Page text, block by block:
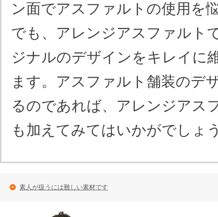
ン面でアスファルトの使用を
でも、アレンジアスファルト
ジナルのデザインをキレイに
ます。アスファルト舗装のデ
るのであれば、アレンジアス
も加えてみてはいかがでしょ
素人が扱うには難しい素材です